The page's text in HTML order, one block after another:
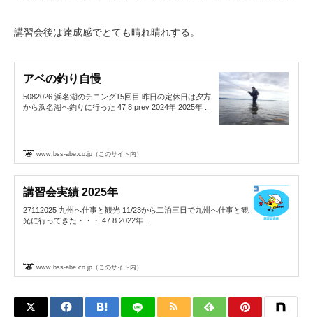
講習会後は達成感でとても晴れ晴れする。
アベの釣り自慢
5082026 浜名湖のチニング15回目 昨日の定休日は夕方
から浜名湖へ釣りに行った 47 8 prev 2024年 2025年 ...
www.bss-abe.co.jp（このサイト内）
講習会実績 2025年
27112025 九州へ仕事と観光 11/23から二泊三日で九州へ仕事と観
光に行ってきた・・・ 47 8 2022年 ...
www.bss-abe.co.jp（このサイト内）